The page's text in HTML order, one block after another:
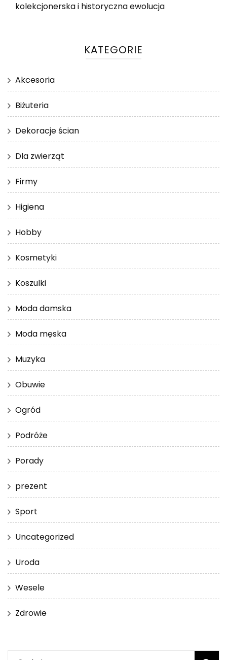
kolekcjonerska i historyczna ewolucja
KATEGORIE
Akcesoria
Biżuteria
Dekoracje ścian
Dla zwierząt
Firmy
Higiena
Hobby
Kosmetyki
Koszulki
Moda damska
Moda męska
Muzyka
Obuwie
Ogród
Podróże
Porady
prezent
Sport
Uncategorized
Uroda
Wesele
Zdrowie